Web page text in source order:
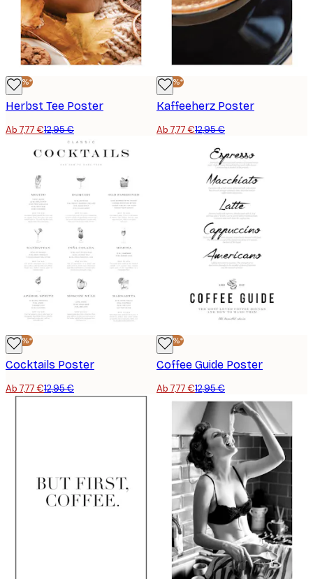
-40%*
Herbst Tee Poster
Ab 7,77 €12,95 €
-40%*
Kaffeeherz Poster
Ab 7,77 €12,95 €
-40%*
Cocktails Poster
Ab 7,77 €12,95 €
-40%*
Coffee Guide Poster
Ab 7,77 €12,95 €